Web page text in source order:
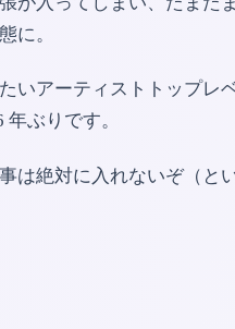
に。
いアーティストトップレ
ぶりです。
は絶対に入れないぞ（と